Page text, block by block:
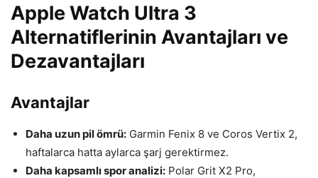
Apple Watch Ultra 3
Alternatiflerinin Avantajları ve
Dezavantajları
Avantajlar
Daha uzun pil ömrü: Garmin Fenix 8 ve Coros Vertix 2,
haftalarca hatta aylarca şarj gerektirmez.
Daha kapsamlı spor analizi: Polar Grit X2 Pro,